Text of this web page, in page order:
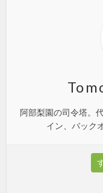
阿部梨園の司令塔。
イン、バック